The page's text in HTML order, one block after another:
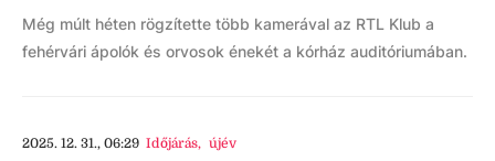
Még múlt héten rögzítette több kamerával az RTL Klub a
fehérvári ápolók és orvosok énekét a kórház auditóriumában.
2025. 12. 31., 06:29 Időjárás, újév